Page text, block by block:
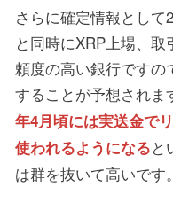
さらに確定情報として
と同時にXRP上場、
頼度の高い銀行ですの
することが予想され
年4月頃には実送金で
使われるようになると
は群を抜いて高いです。